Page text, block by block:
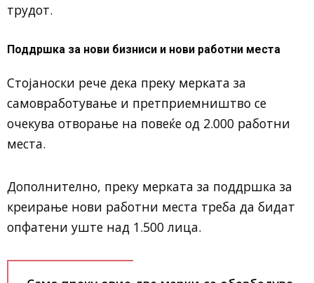
трудот.
Поддршка за нови бизниси и нови работни места
Стојаноски рече дека преку мерката за
самовработување и претприемништво се
очекува отворање на повеќе од 2.000 работни
места.
Дополнително, преку мерката за поддршка за
креирање нови работни места треба да бидат
опфатени уште над 1.500 лица.